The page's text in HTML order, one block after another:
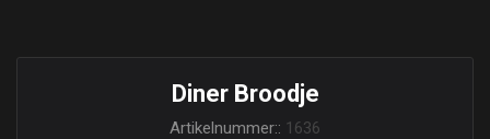
Diner Broodje
Artikelnummer:: 1636